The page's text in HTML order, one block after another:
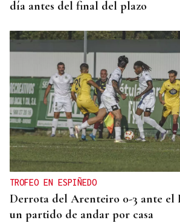
día antes del final del plazo
TROFEO EN ESPIÑEDO
Derrota del Arenteiro 0-3 ante el
un partido de andar por casa